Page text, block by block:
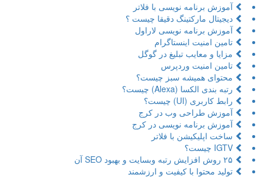
آموزش برنامه نویسی با فلاتر
دیجیتال مارکتینگ دقیقا چیست ؟
آموزش برنامه نویسی لاراول
تامین امنیت اینستاگرام
مزایا و معایب تبلیغ در گوگل
تامین امنیت وردپرس
محتوای همیشه سبز چیست؟
رتبه بندی الکسا (Alexa) چیست؟
رابط کاربری (UI) چیست؟
آموزش طراحی وب در کرج
آموزش برنامه نویسی در کرج
ساخت اپلیکیشن با فلاتر
IGTV چیست؟
۲۵ روش افزایش رتبه وبسایت و بهبود SEO آن
تولید محتوا با کیفیت و ارزشمند